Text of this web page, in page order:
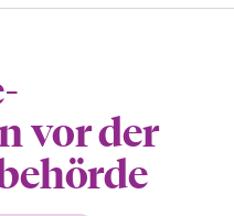
vor der